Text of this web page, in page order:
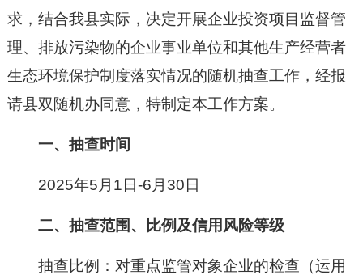
求，结合我县实际，决定开展企业投资项目监督管
理、排放污染物的企业事业单位和其他生产经营者
生态环境保护制度落实情况的随机抽查工作，经报
请县双随机办同意，特制定本工作方案。
一、抽查时间
2025年5 月1日-6 月30 日
二、抽查范围、比例及信用风险等级
抽查比例：对重点监管对象企业的检查（运用